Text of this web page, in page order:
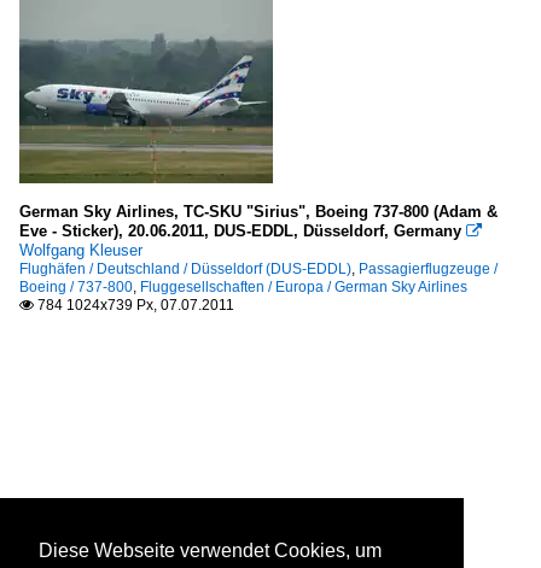
German Sky Airlines, TC-SKU "Sirius", Boeing 737-800 (Adam &
Eve - Sticker), 20.06.2011, DUS-EDDL, Düsseldorf, Germany 
Wolfgang Kleuser
Flughäfen / Deutschland / Düsseldorf (DUS-EDDL), Passagierflugzeuge /
Boeing / 737-800, Fluggesellschaften / Europa / German Sky Airlines
 784 1024x739 Px, 07.07.2011
Diese Webseite verwendet Cookies, um